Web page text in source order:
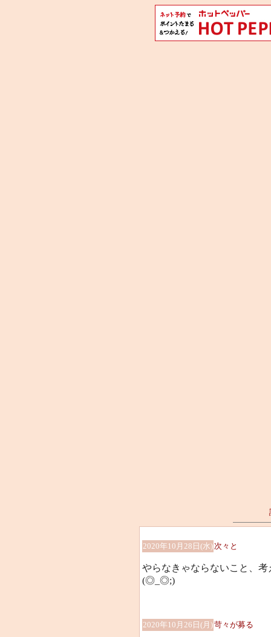
2020年10月28日(水)次々と
やらなきゃならないこと、
(◎_◎;)
2020年10月26日(月)苛々が募る